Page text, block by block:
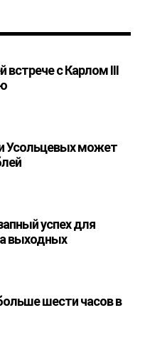
встрече с Карлом III
Усольцевых может
успех для
выходных
шести часов в